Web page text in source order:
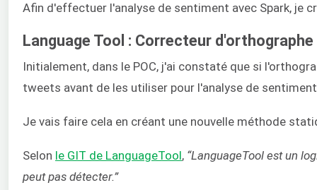
Afin d'effectuer l'analyse de sentiment avec Spark, je
Language Tool : Correcteur d'orthographe
Initialement, dans le POC, j'ai constaté que si
tweets avant de les utiliser pour l'analyse de
Je vais faire cela en créant une nouvelle méthode
Selon le GIT de LanguageTool, “LanguageTool est un
peut pas détecter.”